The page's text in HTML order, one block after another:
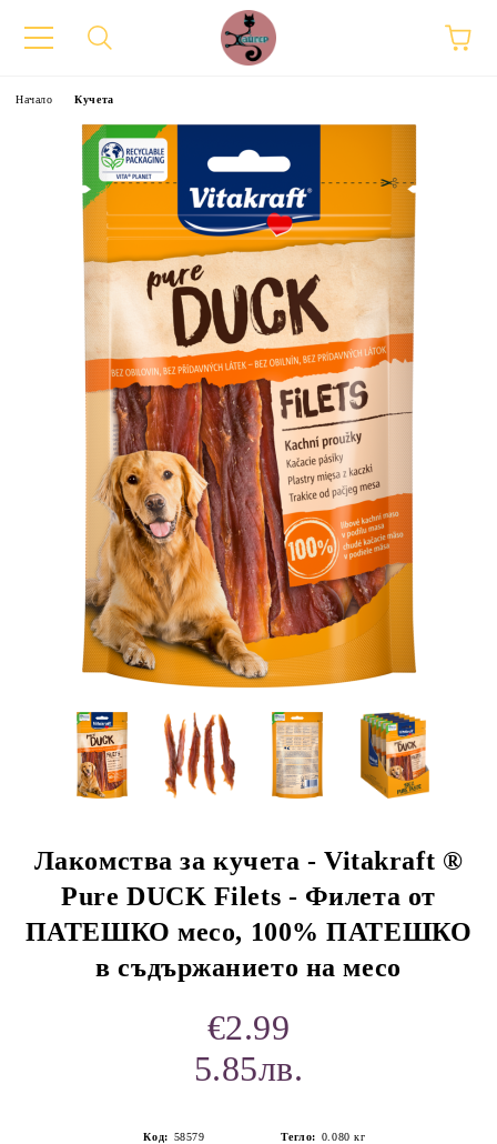
Начало Кучета
Лакомства за кучета - Vitakraft ®
Pure DUCK Filets - Филета от
ПАТЕШКО месо, 100% ПАТЕШКО
в съдържанието на месо
€2.99
5.85лв.
Код: 58579 Тегло: 0.080 кг